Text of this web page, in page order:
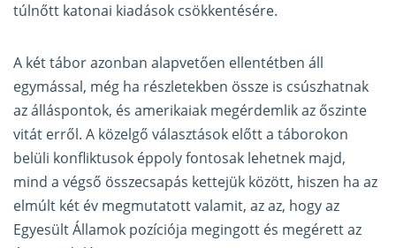
túlnőtt katonai kiadások csökkentésére.
A két tábor azonban alapvetően ellentétben áll
egymással, még ha részletekben össze is csúszhatnak
az álláspontok, és amerikaiak megérdemlik az őszinte
vitát erről. A közelgő választások előtt a táborokon
belüli konfliktusok éppoly fontosak lehetnek majd,
mind a végső összecsapás kettejük között, hiszen ha az
elmúlt két év megmutatott valamit, az az, hogy az
Egyesült Államok pozíciója megingott és megérett az